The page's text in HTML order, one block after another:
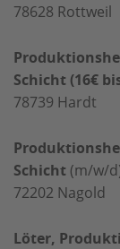
78628 Rottweil
Schicht (16€
78739 Hardt
Schicht (m/w/
72202 Nagold
Löter,